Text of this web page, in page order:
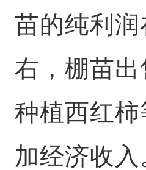
苗的纯利
右，棚苗
种植西红
加经济收入